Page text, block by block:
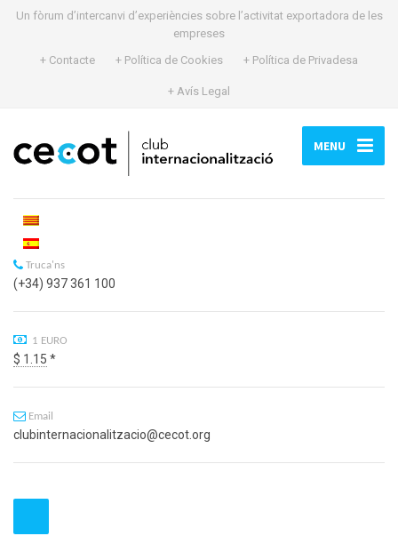
Un fòrum d’intercanvi d’experiències sobre l’activitat exportadora de les
empreses
+ Contacte
+ Política de Cookies + Política de Privadesa
+ Avís Legal
MENU
Truca'ns
(+34) 937 361 100
1 EURO
$ 1.15 *
Email
clubinternacionalitzacio@cecot.org